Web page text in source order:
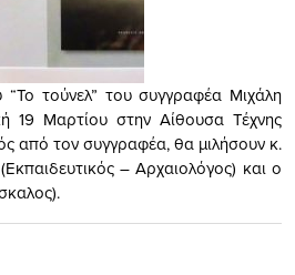
τούνελ” του συγγραφέα Μιχάλη
19 Μαρτίου στην Αίθουσα Τέχνης
από τον συγγραφέα, θα μιλήσουν κ.
– Αρχαιολόγος) και ο